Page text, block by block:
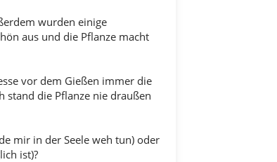
wurden einige
aus und die Pflanze macht
vor dem Gießen immer die
stand die Pflanze nie draußen
mir in der Seele weh tun) oder
ist)?